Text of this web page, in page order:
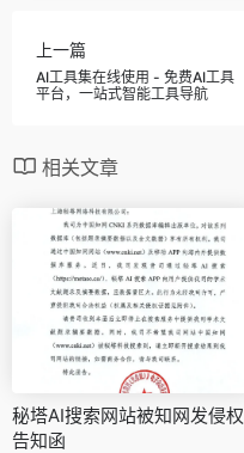
上一篇
AI工具集在线使用 - 免费AI工具
平台，一站式智能工具导航
相关文章
秘塔AI搜索网站被知网发侵权
告知函